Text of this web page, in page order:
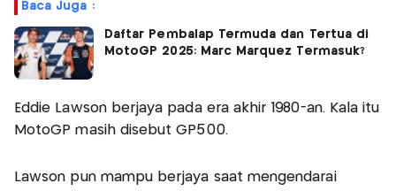
Baca Juga :
Daftar Pembalap Termuda dan Tertua di
MotoGP 2025: Marc Marquez Termasuk?
Eddie Lawson berjaya pada era akhir 1980-an. Kala itu
MotoGP masih disebut GP500.
Lawson pun mampu berjaya saat mengendarai